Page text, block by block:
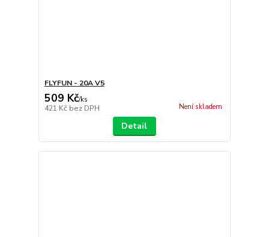
FLYFUN - 20A V5
509 Kč/ks
421 Kč bez DPH Není skladem
Detail